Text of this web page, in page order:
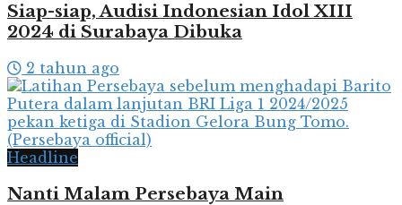
Siap-siap, Audisi Indonesian Idol XIII
2024 di Surabaya Dibuka
2 tahun ago
Headline
Nanti Malam Persebaya Main